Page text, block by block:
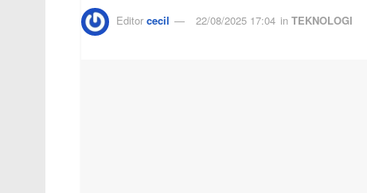
Editor cecil 22/08/2025 17:04 in TEKNOLOGI